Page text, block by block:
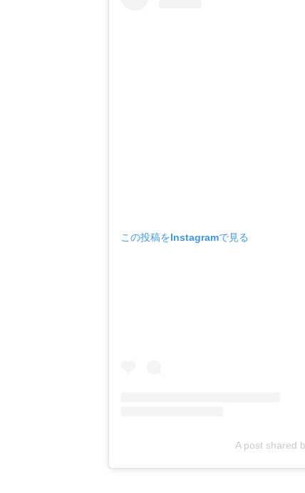
この投稿をInstagramで見る
A post shared